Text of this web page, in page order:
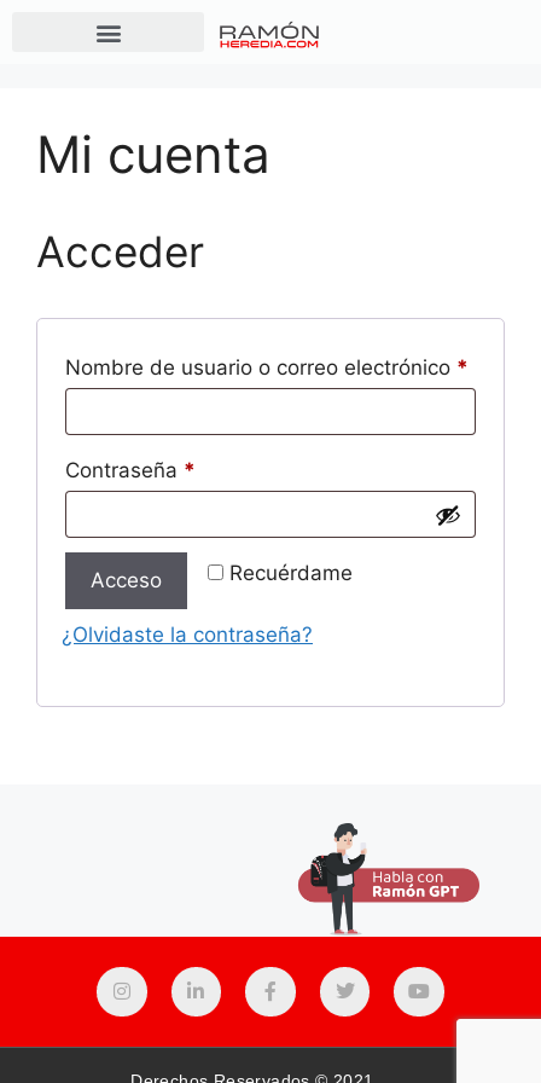
Mi cuenta
Acceder
Nombre de usuario o correo electrónico *
Contraseña *
Recuérdame
Acceso
¿Olvidaste la contraseña?